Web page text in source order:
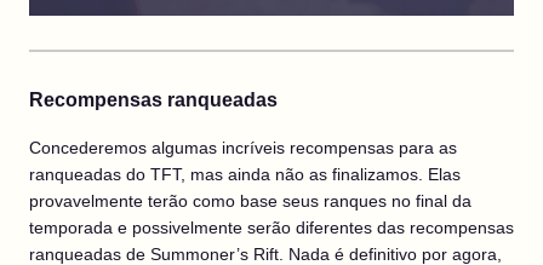
Recompensas ranqueadas
Concederemos algumas incríveis recompensas para as
ranqueadas do TFT, mas ainda não as finalizamos. Elas
provavelmente terão como base seus ranques no final da
temporada e possivelmente serão diferentes das recompensas
ranqueadas de Summoner’s Rift. Nada é definitivo por agora,